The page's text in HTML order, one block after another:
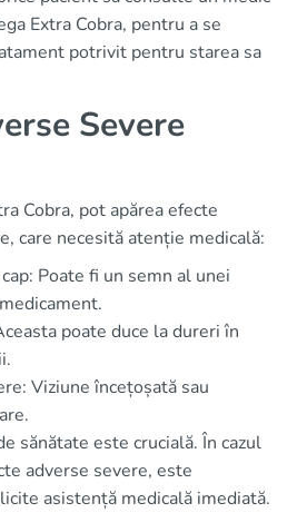
Extra Cobra, pentru a se
potrivit pentru starea sa
Severe
Cobra, pot apărea efecte
care necesită atenție medicală:
Poate fi un semn al unei
poate duce la dureri în
Viziune încețoșată sau
sănătate este crucială. În cazul
adverse severe, este
asistență medicală imediată.